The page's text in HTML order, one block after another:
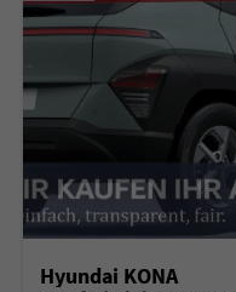
Hyundai KONA